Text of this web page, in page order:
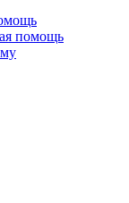
помощь